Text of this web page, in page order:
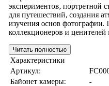
экспериментов, портретной
для путешествий, создания
изучения основ
коллекционеров и ценителей
Читать полностью
Характеристики
Артикул:
Байонет камеры:
-